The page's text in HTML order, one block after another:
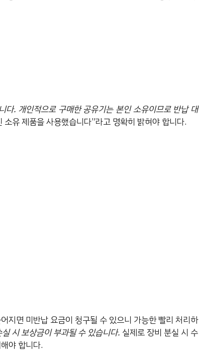
다. 개인적으로 구매한 공유기는 본인 소유이므로 반납 대
유 제품을 사용했습니다”라고 명확히 밝혀야 합니다.
지면 미반납 요금이 청구될 수 있으니 가능한 빨리 처리하
시 보상금이 부과될 수 있습니다. 실제로 장비 분실 시 수
야 합니다.